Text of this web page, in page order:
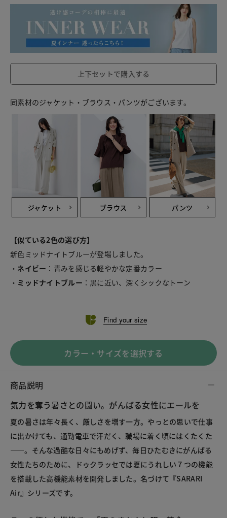
上下セットで購入する
同素材のジャケット・ブラウス・パンツがございます。
ジャケット ブラウス パンツ
【似ている2色の選び方】
新色ミッドナイトブルーが登場しました。
・ ネイビー ：青みを感じる軽やかな定番カラー
・ ミッドナイトブルー ：黒に近い、深くシックなトーン
Find your size
カラー・サイズを選択する
商品説明
気力を奪う暑さとの闘い。がんばる女性にエールを
夏の暑さは年々長く、厳しさを増す一方。やっとの思いで仕事
に出かけても、通勤電車で汗だく、職場に着く頃にはくたくた
――。そんな過酷な日々にもめげず、毎日ひたむきにがんばる
女性たちのために、ドゥクラッセでは夏にうれしい７つの機能
を搭載した高機能素材を開発しました。名づけて『SARARI
Air』シリーズです。